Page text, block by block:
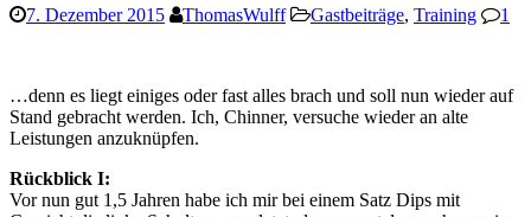
7. Dezember 2015 ThomasWulff Gastbeiträge, Training 1
…denn es liegt einiges oder fast alles brach und soll nun wieder auf
Stand gebracht werden. Ich, Chinner, versuche wieder an alte
Leistungen anzuknüpfen.
Rückblick I:
Vor nun gut 1,5 Jahren habe ich mir bei einem Satz Dips mit